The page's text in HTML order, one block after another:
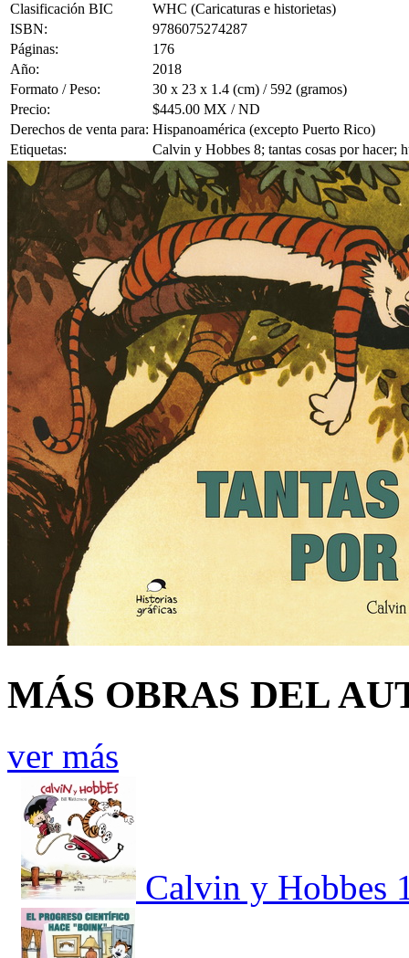
Clasificación BIC
WHC (Caricaturas e historietas)
ISBN:
9786075274287
Páginas:
176
Año:
2018
Formato / Peso:
30 x 23 x 1.4 (cm) / 592 (gramos)
Precio:
$445.00 MX / ND
Derechos de venta para: Hispanoamérica (excepto Puerto Rico)
Etiquetas:
Calvin y Hobbes 8; tantas cosas por hacer;
MÁS OBRAS DEL
ver más
Calvin y Hobbes